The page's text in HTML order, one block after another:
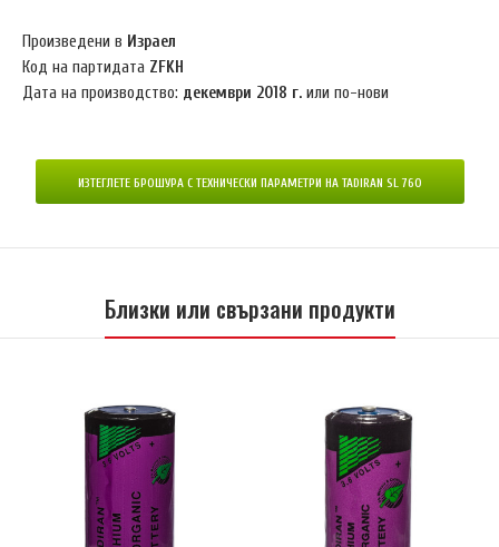
Произведени в Израел
Код на партидата ZFKH
Дата на производство: декември 2018 г. или по-нови
ИЗТЕГЛЕТЕ БРОШУРА С ТЕХНИЧЕСКИ ПАРАМЕТРИ НА TADIRAN SL 760
Близки или свързани продукти